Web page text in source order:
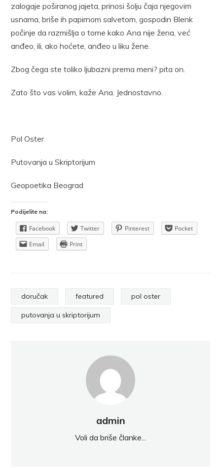
zalogaje poširanog jajeta, prinosi šolju čaja njegovim
usnama, briše ih papirnom salvetom, gospodin Blenk
počinje da razmišlja o tome kako Ana nije žena, već
anđeo, ili, ako hoćete, anđeo u liku žene.
Zbog čega ste toliko ljubazni prema meni? pita on.
Zato što vas volim, kaže Ana. Jednostavno.
Pol Oster
Putovanja u Skriptorijum
Geopoetika Beograd
Podijelite na:
Facebook Twitter Pinterest
Pocket
Email
Print
doručak featured pol oster
putovanja u skriptorijum
admin
Voli da briše članke...